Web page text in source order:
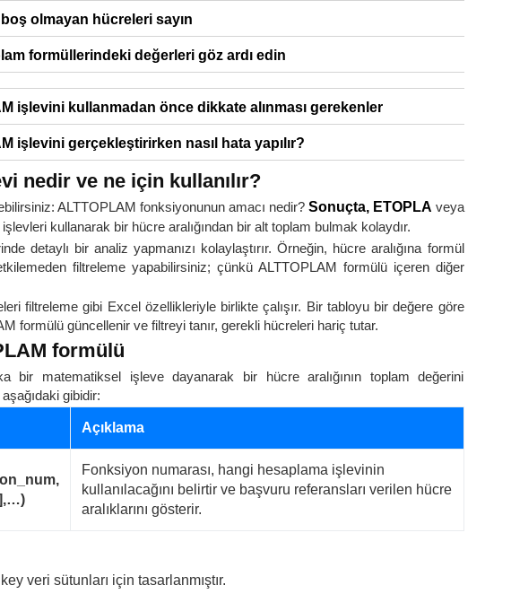
olmayan hücreleri sayın
formüllerindeki değerleri göz ardı edin
işlevini kullanmadan önce dikkate alınması gerekenler
işlevini gerçekleştirirken nasıl hata yapılır?
nedir ve ne için kullanılır?
ALTTOPLAM fonksiyonunun amacı nedir? Sonuçta, ETOPLA veya
kullanarak bir hücre aralığından bir alt toplam bulmak kolaydır.
detaylı bir analiz yapmanızı kolaylaştırır. Örneğin, hücre aralığına formül
filtreleme yapabilirsiniz; çünkü ALTTOPLAM formülü içeren diğer
filtreleme gibi Excel özellikleriyle birlikte çalışır. Bir tabloyu bir değere göre
formülü güncellenir ve filtreyi tanır, gerekli hücreleri hariç tutar.
formülü
bir matematiksel işleve dayanarak bir hücre aralığının toplam değerini
gibidir:
Açıklama
Fonksiyon numarası, hangi hesaplama işlevinin
kullanılacağını belirtir ve başvuru referansları verilen hücre
aralıklarını gösterir.
veri sütunları için tasarlanmıştır.